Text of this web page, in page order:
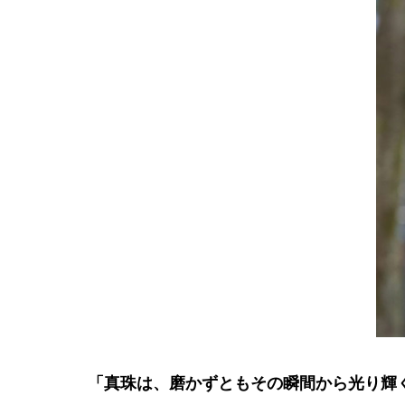
「真珠は、磨かずともその瞬間から光り輝